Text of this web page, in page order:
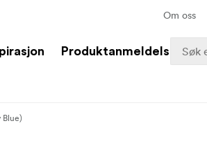
Om oss
Produktanmeldelser